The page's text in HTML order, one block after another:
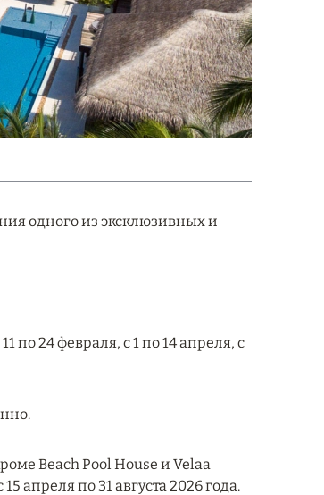
одного из эксклюзивных и
по 24 февраля, с 1 по 14 апреля, с
Beach Pool House и Velaa
апреля по 31 августа 2026 года.